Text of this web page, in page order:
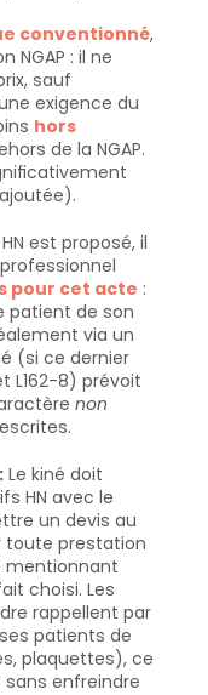
conventionné,
NGAP : il ne
sauf
exigence du
hors
de la NGAP.
est proposé, il
pour cet acte :
patient de son
via un
(si ce dernier
L162-8) prévoit
non
: Le kiné doit
HN avec le
un devis au
toute prestation
mentionnant
choisi. Les
rappellent par
patients de
plaquettes), ce
enfreindre